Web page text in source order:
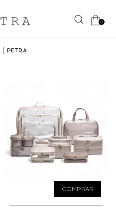
0
PETRA
COMPRAR